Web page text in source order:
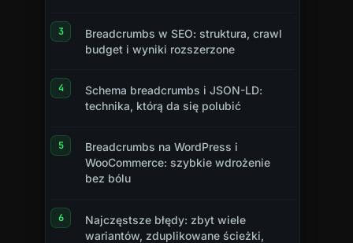
Breadcrumbs w SEO: struktura, crawl
budget i wyniki rozszerzone
Schema breadcrumbs i JSON-LD:
technika, którą da się polubić
Breadcrumbs na WordPress i
WooCommerce: szybkie wdrożenie
bez bólu
Najczęstsze błędy: zbyt wiele
wariantów, zduplikowane ścieżki,